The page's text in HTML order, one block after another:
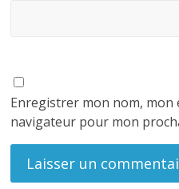
Enregistrer mon nom, mon
navigateur pour mon